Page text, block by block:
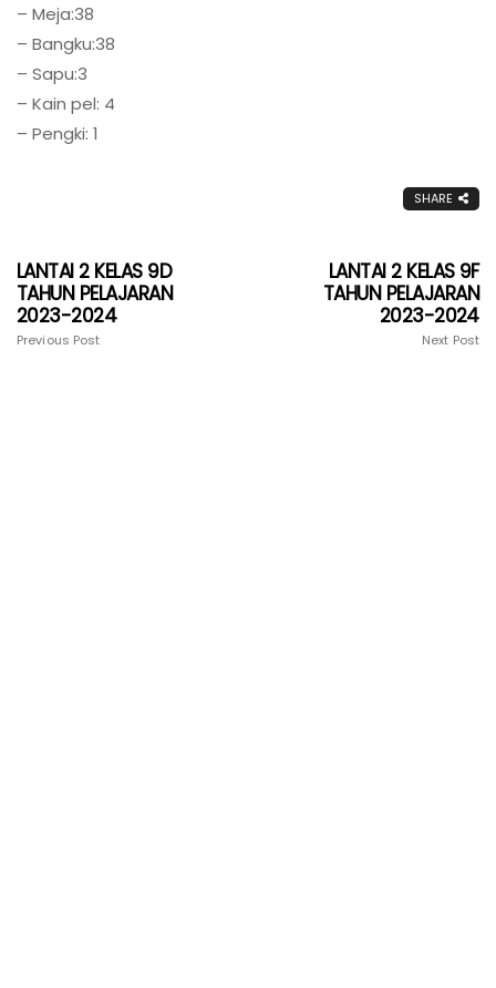
– Meja:38
– Bangku:38
– Sapu:3
– Kain pel: 4
– Pengki: 1
SHARE
LANTAI 2 KELAS 9D
TAHUN PELAJARAN
2023-2024
Previous Post
LANTAI 2 KELAS 9F
TAHUN PELAJARAN
2023-2024
Next Post